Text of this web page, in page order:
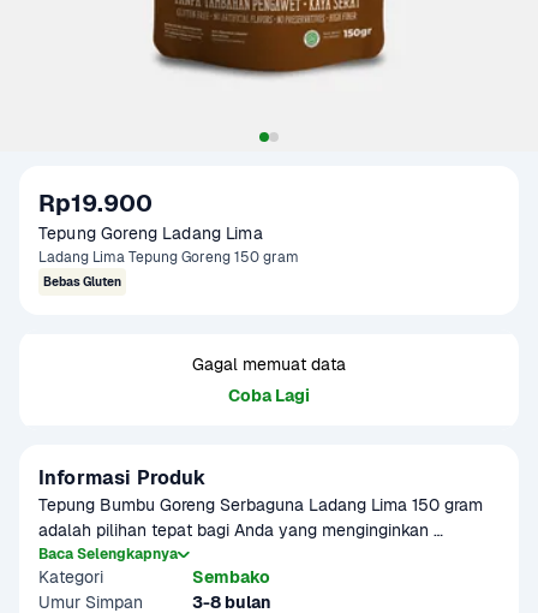
Rp19.900
Tepung Goreng Ladang Lima
Ladang Lima Tepung Goreng 150 gram
Bebas Gluten
Gagal memuat data
Coba Lagi
Informasi Produk
Tepung Bumbu Goreng Serbaguna Ladang Lima 150 gram
adalah pilihan tepat bagi Anda yang menginginkan
gorengan sehat, renyah, dan kaya rasa. Dibuat dari bahan-
bahan alami seperti tepung singkong, tepung beras, dan
tepung maizena, produk ini bebas gluten, tanpa MSG, tanpa
Baca Selengkapnya
Kategori
Sembako
Umur Simpan
3-8 bulan